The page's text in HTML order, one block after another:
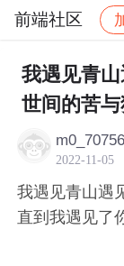
前端社区
社区 前端
我遇见青
世间的苦
2022-11-05
我遇见青山遇
直到我遇见了